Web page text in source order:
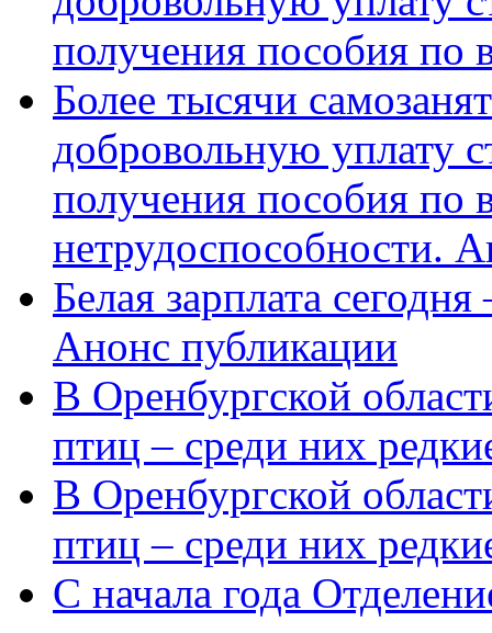
получения пособия по
Более тысячи
добровольную уплату
получения пособия по
нетрудоспособности.
Белая зарплата
Анонс публикации
В Оренбургской
птиц – среди них
В Оренбургской
птиц – среди них
С начала года